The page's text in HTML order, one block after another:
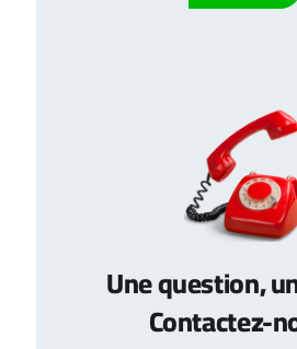
Une question,
Contactez-